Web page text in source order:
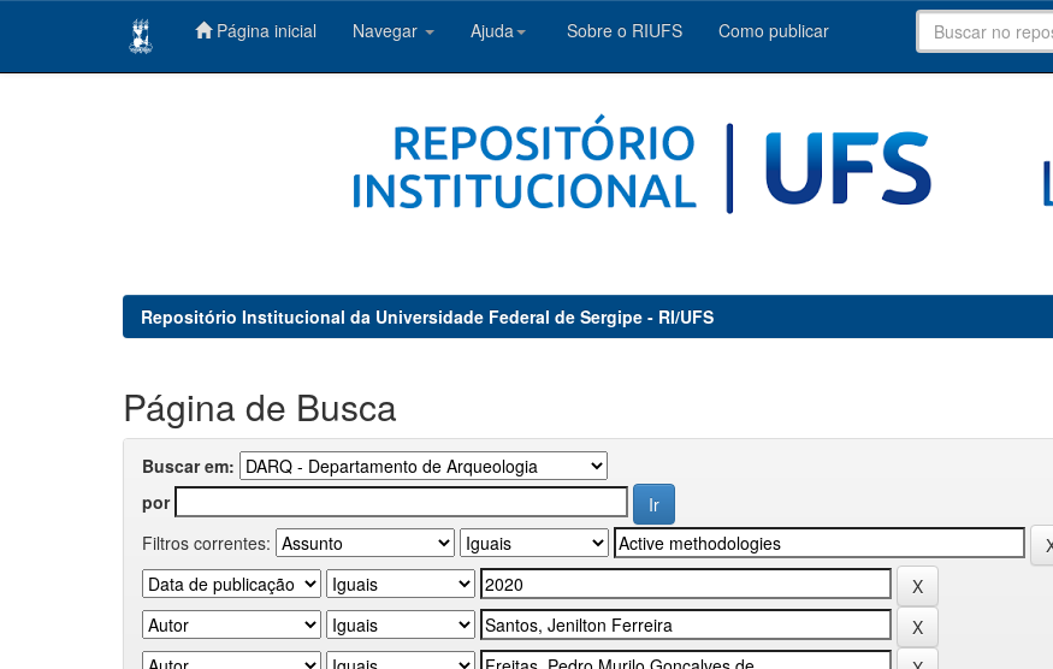
Página inicial Navegar Ajuda Sobre o RIUFS Como publicar
Repositório Institucional da Universidade Federal de Sergipe - RI/UFS
Página de Busca
Buscar em:
por
Filtros correntes: